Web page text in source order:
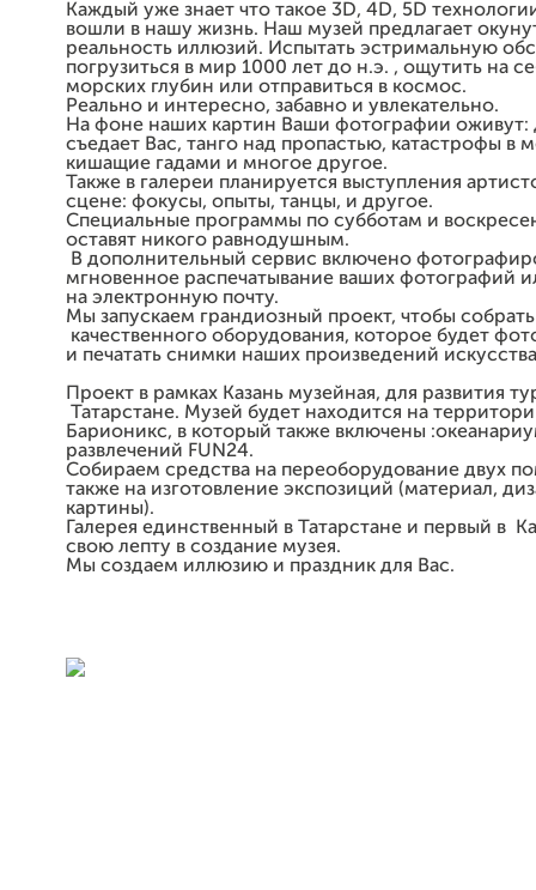
Каждый уже знает что такое 3D, 4D, 5D
вошли в нашу жизнь. Наш музей предлагает
реальность иллюзий. Испытать эстримальную
погрузиться в мир 1000 лет до н.э. , ощутить на
морских глубин или отправиться в космос.
Реально и интересно, забавно и увлекательно.
На фоне наших картин Ваши фотографии оживут:
съедает Вас, танго над пропастью, катастрофы в
кишащие гадами и многое другое.
Также в галереи планируется выступления
сцене: фокусы, опыты, танцы, и другое.
Специальные программы по субботам и
оставят никого равнодушным.
В дополнительный сервис включено
мгновенное распечатывание ваших фотографий
на электронную почту.
Мы запускаем грандиозный проект, чтобы
качественного оборудования, которое будет
и печатать снимки наших произведений
Проект в рамках Казань музейная, для развития
Татарстане. Музей будет находится на
Барионикс, в который также включены
развлечений FUN24.
Собираем средства на переоборудование
также на изготовление экспозиций (материал,
картины).
Галерея единственный в Татарстане и первый в
свою лепту в создание музея.
Мы создаем иллюзию и праздник для Вас.